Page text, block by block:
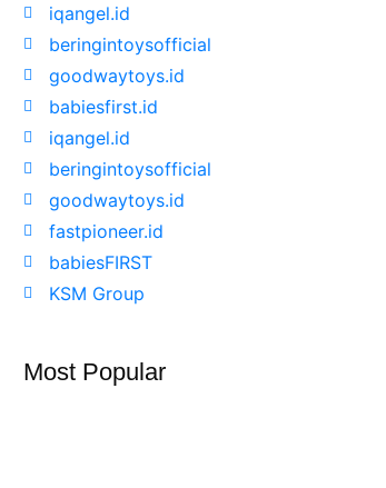
iqangel.id
beringintoysofficial
goodwaytoys.id
babiesfirst.id
iqangel.id
beringintoysofficial
goodwaytoys.id
fastpioneer.id
babiesFIRST
KSM Group
Most Popular